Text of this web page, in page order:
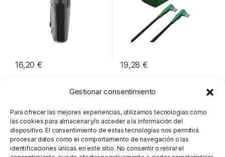
Gestionar consentimiento
Para ofrecer las mejores experiencias, utilizamos tecnologías como
las cookies para almacenar y/o acceder a la información del
dispositivo. El consentimiento de estas tecnologías nos permitirá
procesar datos como el comportamiento de navegación o las
identificaciones únicas en este sitio. No consentir o retirar el
16,20€ 19,28€